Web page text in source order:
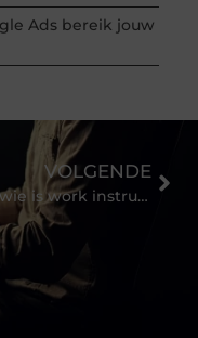
Ads bereik jouw
VOLGENDE
Voor wie is work instruction software geschikt?